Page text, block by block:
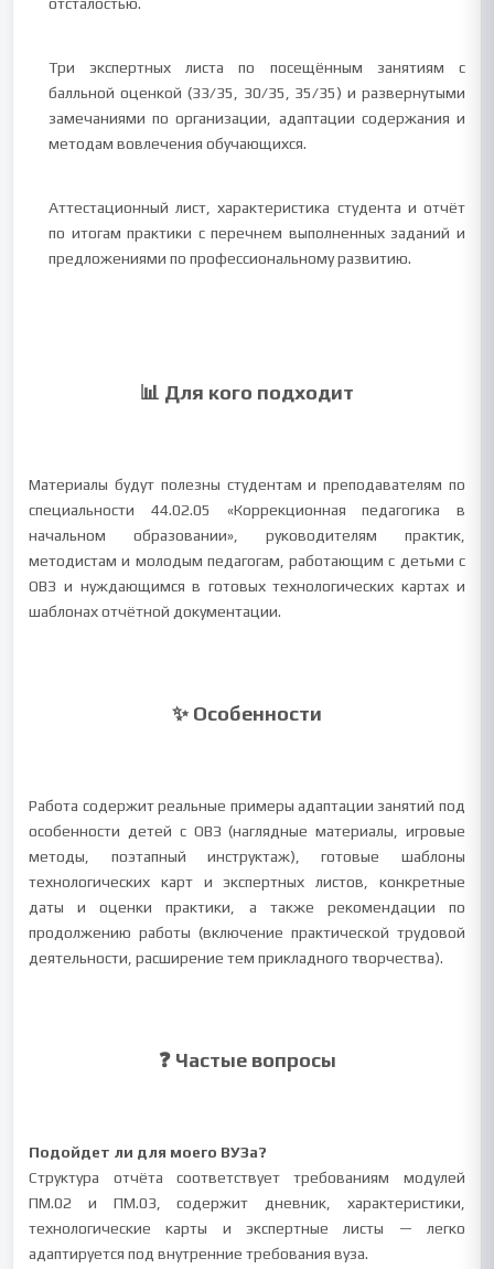
Три экспертных листа по посещённым занятиям с
балльной оценкой (33/35, 30/35, 35/35) и развернутыми
замечаниями по организации, адаптации содержания и
методам вовлечения обучающихся.
Аттестационный лист, характеристика студента и отчёт
по итогам практики с перечнем выполненных заданий и
предложениями по профессиональному развитию.
📊 Для кого подходит
Материалы будут полезны студентам и преподавателям по
специальности 44.02.05 «Коррекционная педагогика в
начальном образовании», руководителям практик,
методистам и молодым педагогам, работающим с детьми с
ОВЗ и нуждающимся в готовых технологических картах и
шаблонах отчётной документации.
✨ Особенности
Работа содержит реальные примеры адаптации занятий под
особенности детей с ОВЗ (наглядные материалы, игровые
методы, поэтапный инструктаж), готовые шаблоны
технологических карт и экспертных листов, конкретные
даты и оценки практики, а также рекомендации по
продолжению работы (включение практической трудовой
деятельности, расширение тем прикладного творчества).
❓ Частые вопросы
Подойдет ли для моего ВУЗа?
Структура отчёта соответствует требованиям модулей
ПМ.02 и ПМ.03, содержит дневник, характеристики,
технологические карты и экспертные листы — легко
адаптируется под внутренние требования вуза.